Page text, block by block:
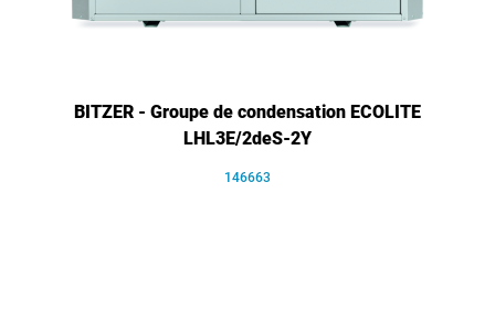
BITZER - Groupe de condensation ECOLITE
LHL3E/2deS-2Y
146663